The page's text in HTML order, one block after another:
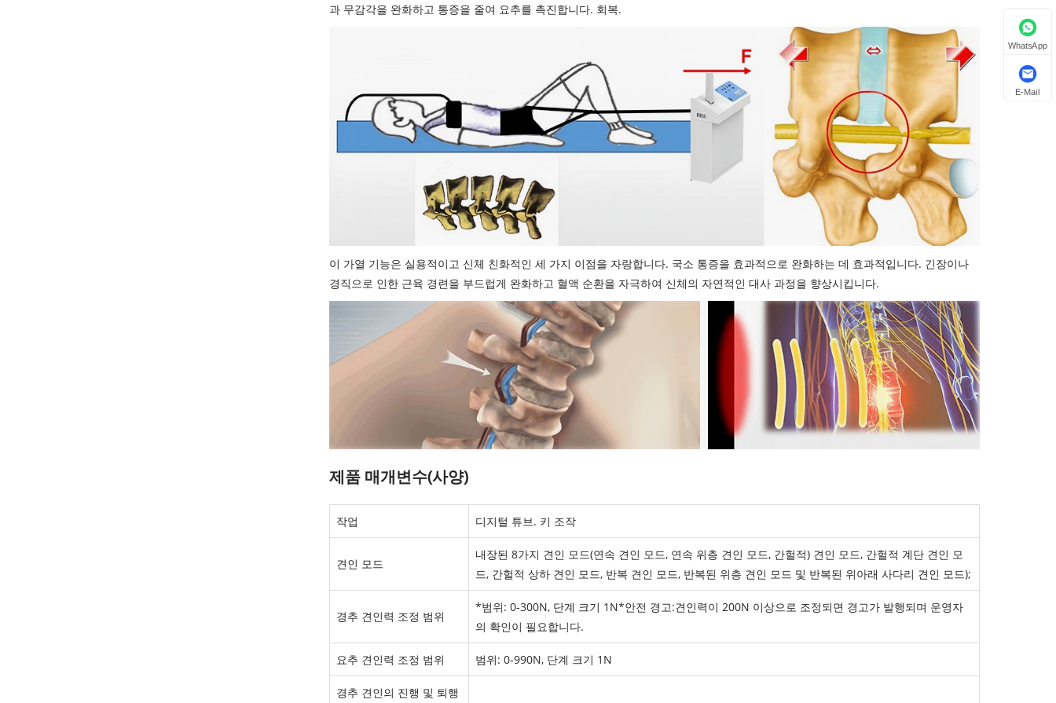
과 무감각을 완화하고 통증을 줄여 요추를 촉진합니다. 회복.
이 가열 기능은 실용적이고 신체 친화적인 세 가지 이점을 자랑합니다. 국소 통증을 효과적으로 완화하는 데 효과적입니다. 긴장이나
경직으로 인한 근육 경련을 부드럽게 완화하고 혈액 순환을 자극하여 신체의 자연적인 대사 과정을 향상시킵니다.
제품 매개변수(사양)
작업 디지털 튜브. 키 조작
견인 모드
내장된 8가지 견인 모드(연속 견인 모드, 연속 위층 견인 모드, 간헐적) 견인 모드, 간헐적 계단 견인 모
드, 간헐적 상하 견인 모드, 반복 견인 모드, 반복된 위층 견인 모드 및 반복된 위아래 사다리 견인 모드);
경추 견인력 조정 범위
*범위: 0-300N, 단계 크기 1N*안전 경고:견인력이 200N 이상으로 조정되면 경고가 발행되며 운영자
의 확인이 필요합니다.
요추 견인력 조정 범위 범위: 0-990N, 단계 크기 1N
경추 견인의 진행 및 퇴행
WhatsApp
E-Mail